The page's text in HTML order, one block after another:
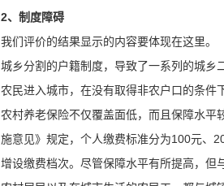
2、制度障碍
我们评价的结果显示的内容要体现在这里。
城乡分割的户籍制度，导致了一系列的城乡
农民进入城市，在没有取得非农户口的条件
农村养老保险不仅覆盖面低，而且保障水平
施意见》规定，个人缴费标准分为100元、
增设缴费档次。尽管保障水平有所提高，但